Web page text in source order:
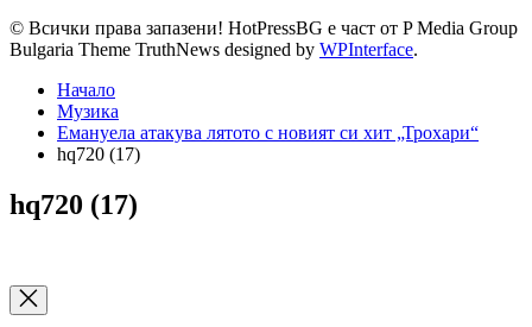
© Всички права запазени! HotPressBG е част от P Media Group
Bulgaria Theme TruthNews designed by WPInterface.
Начало
Музика
Емануела атакува лятото с новият си хит „Трохари“
hq720 (17)
hq720 (17)